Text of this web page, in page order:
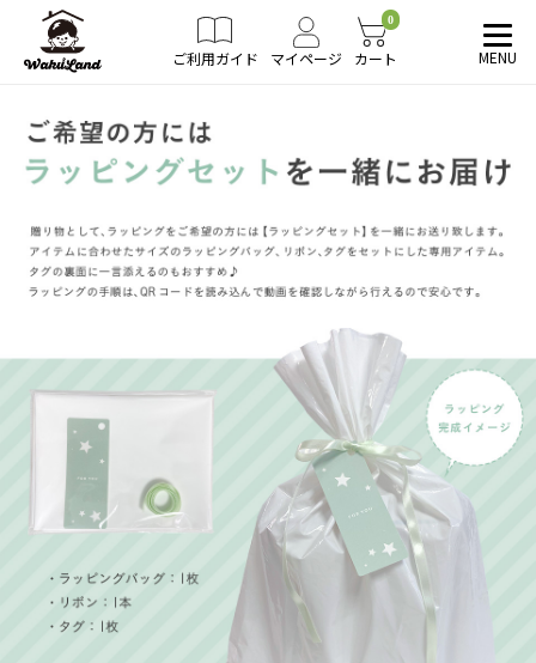
ご利用ガイド マイページ
0
カート MENU